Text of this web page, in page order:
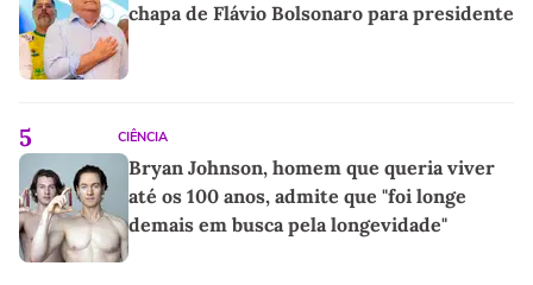
chapa de Flávio Bolsonaro para presidente
5 CIÊNCIA
Bryan Johnson, homem que queria viver
até os 100 anos, admite que "foi longe
demais em busca pela longevidade"